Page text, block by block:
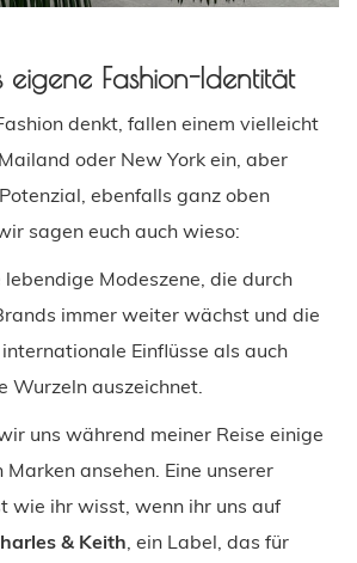
eigene Fashion-Identität
denkt, fallen einem vielleicht
oder New York ein, aber
ebenfalls ganz oben
sagen euch auch wieso:
Modeszene, die durch
immer weiter wächst und die
Einflüsse als auch
Wurzeln auszeichnet.
uns während meiner Reise einige
ansehen. Eine unserer
wie ihr wisst, wenn ihr uns auf
& Keith , ein Label, das für